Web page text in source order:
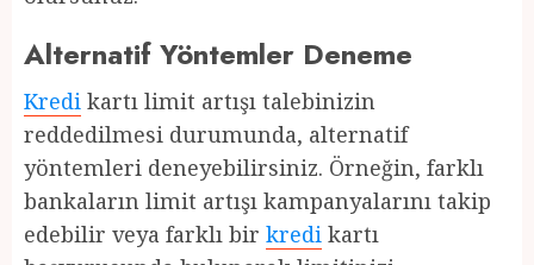
Alternatif Yöntemler Deneme
Kredi kartı limit artışı talebinizin
reddedilmesi durumunda, alternatif
yöntemleri deneyebilirsiniz. Örneğin, farklı
bankaların limit artışı kampanyalarını takip
edebilir veya farklı bir kredi kartı